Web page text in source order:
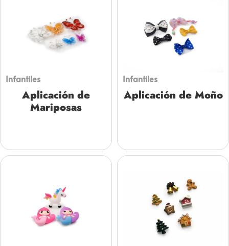
Infantiles
Aplicación de
Mariposas
Infantiles
Aplicación de Moño